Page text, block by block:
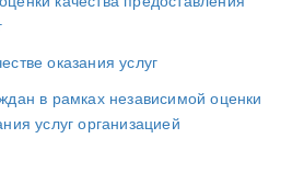
оказания услуг
в рамках независимой оценки
услуг организацией